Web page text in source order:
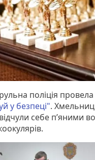
поліція провела
у безпеці".
себе п’яними